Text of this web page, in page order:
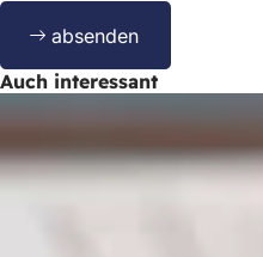
Bitte
lassen
Sie
dieses
absenden
Auch interessant